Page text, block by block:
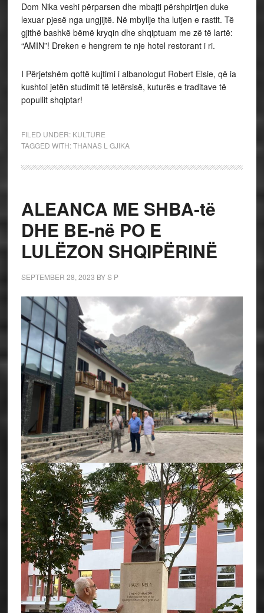
Dom Nika veshi përparsen dhe mbajti përshpirtjen duke
lexuar pjesë nga ungjijtë. Në mbyllje tha lutjen e rastit. Të
gjithë bashkë bëmë kryqin dhe shqiptuam me zë të lartë:
“AMIN”! Dreken e hengrem te nje hotel restorant i ri.
I Përjetshëm qoftë kujtimi i albanologut Robert Elsie, që ia
kushtoi jetën studimit të letërsisë, kuturës e traditave të
popullit shqiptar!
FILED UNDER: KULTURE
TAGGED WITH:THANAS L GJIKA
ALEANCA ME SHBA-të
DHE BE-në PO E
LULËZON SHQIPËRINË
SEPTEMBER 28, 2023 BYS P